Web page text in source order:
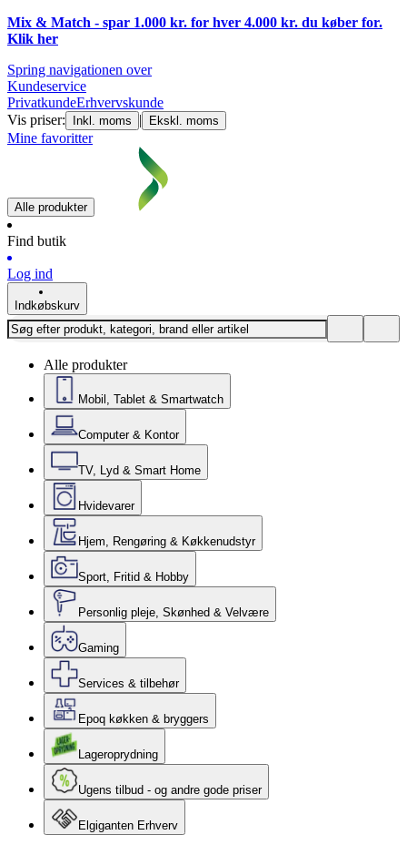
Mix & Match - spar 1.000 kr. for hver 4.000 kr. du køber for.
Klik her
Spring navigationen over
Kundeservice
PrivatkundeErhvervskunde
Vis priser:
Inkl. moms | Ekskl. moms
Mine favoritter
Alle produkter
Find butik
Log ind
Indkøbskurv
Alle produkter
Mobil, Tablet & Smartwatch
Computer & Kontor
TV, Lyd & Smart Home
Hvidevarer
Hjem, Rengøring & Køkkenudstyr
Sport, Fritid & Hobby
Personlig pleje, Skønhed & Velvære
Gaming
Services & tilbehør
Epoq køkken & bryggers
Lageroprydning
Ugens tilbud - og andre gode priser
Elgiganten Erhverv